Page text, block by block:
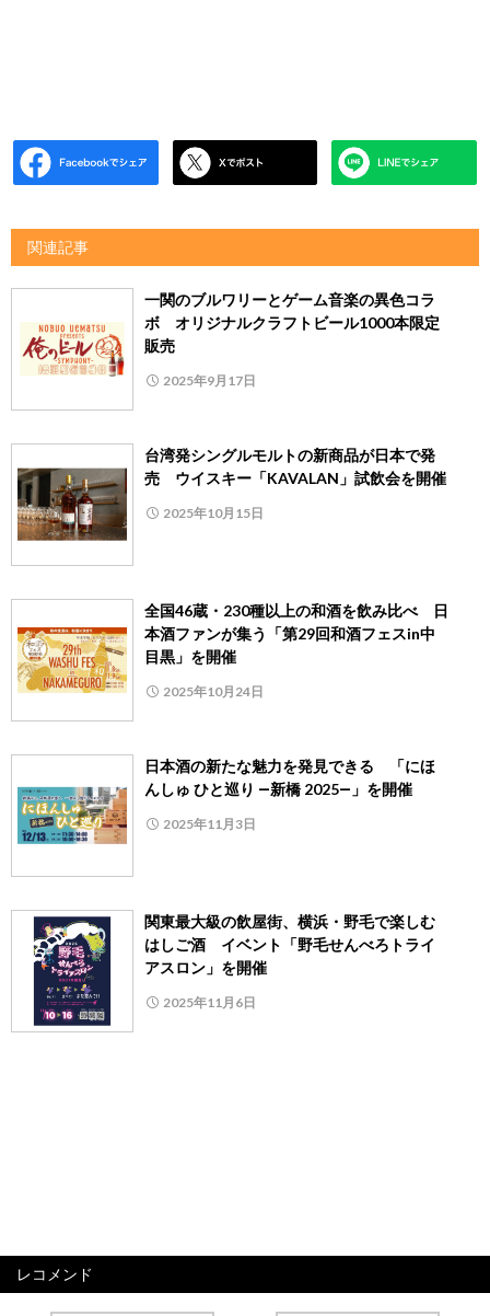
関連記事
一関のブルワリーとゲーム音楽の異色コラ
ボ オリジナルクラフトビール1000本限定
販売
2025年9月17日
台湾発シングルモルトの新商品が日本で発
売 ウイスキー「KAVALAN」試飲会を開催
2025年10月15日
全国46蔵・230種以上の和酒を飲み比べ 日
本酒ファンが集う「第29回和酒フェスin中
目黒」を開催
2025年10月24日
日本酒の新たな魅力を発見できる 「にほ
んしゅ ひと巡り ―新橋 2025―」を開催
2025年11月3日
関東最大級の飲屋街、横浜・野毛で楽しむ
はしご酒 イベント「野毛せんべろトライ
アスロン」を開催
2025年11月6日
レコメンド